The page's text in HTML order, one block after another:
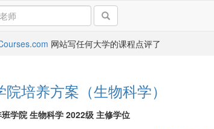
网站写任何大学的课程点评了
培养方案（生物科学）
班学院 生物科学 2022级 主修学位